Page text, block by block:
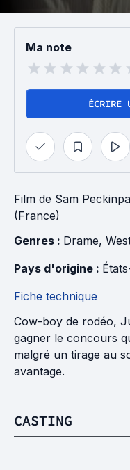
Ma note
ÉCRIRE
Film de Sam
(France)
Genres : Drame,
Pays d'origine :
Fiche technique
Cow-boy de rodéo,
gagner le concours
malgré un tirage au
avantage.
CASTING